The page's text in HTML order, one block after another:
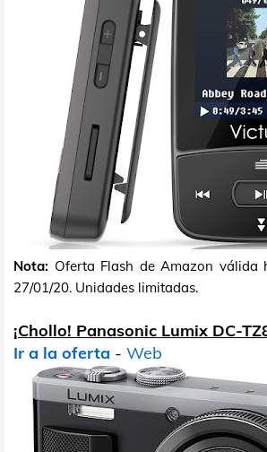
Nota: Oferta Flash de Amazon válida
27/01/20. Unidades limitadas.
¡Chollo! Panasonic Lumix DC-
Ir a la oferta - Web